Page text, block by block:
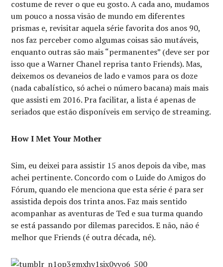
costume de rever o que eu gosto. A cada ano, mudamos
um pouco a nossa visão de mundo em diferentes
prismas e, revisitar aquela série favorita dos anos 90,
nos faz perceber como algumas coisas são mutáveis,
enquanto outras são mais “permanentes” (deve ser por
isso que a Warner Chanel reprisa tanto Friends). Mas,
deixemos os devaneios de lado e vamos para os doze
(nada cabalístico, só achei o número bacana) mais mais
que assisti em 2016. Pra facilitar, a lista é apenas de
seriados que estão disponíveis em serviço de streaming.
How I Met Your Mother
Sim, eu deixei para assistir 15 anos depois da vibe, mas
achei pertinente. Concordo com o Luide do Amigos do
Fórum, quando ele menciona que esta série é para ser
assistida depois dos trinta anos. Faz mais sentido
acompanhar as aventuras de Ted e sua turma quando
se está passando por dilemas parecidos. E não, não é
melhor que Friends (é outra década, né).